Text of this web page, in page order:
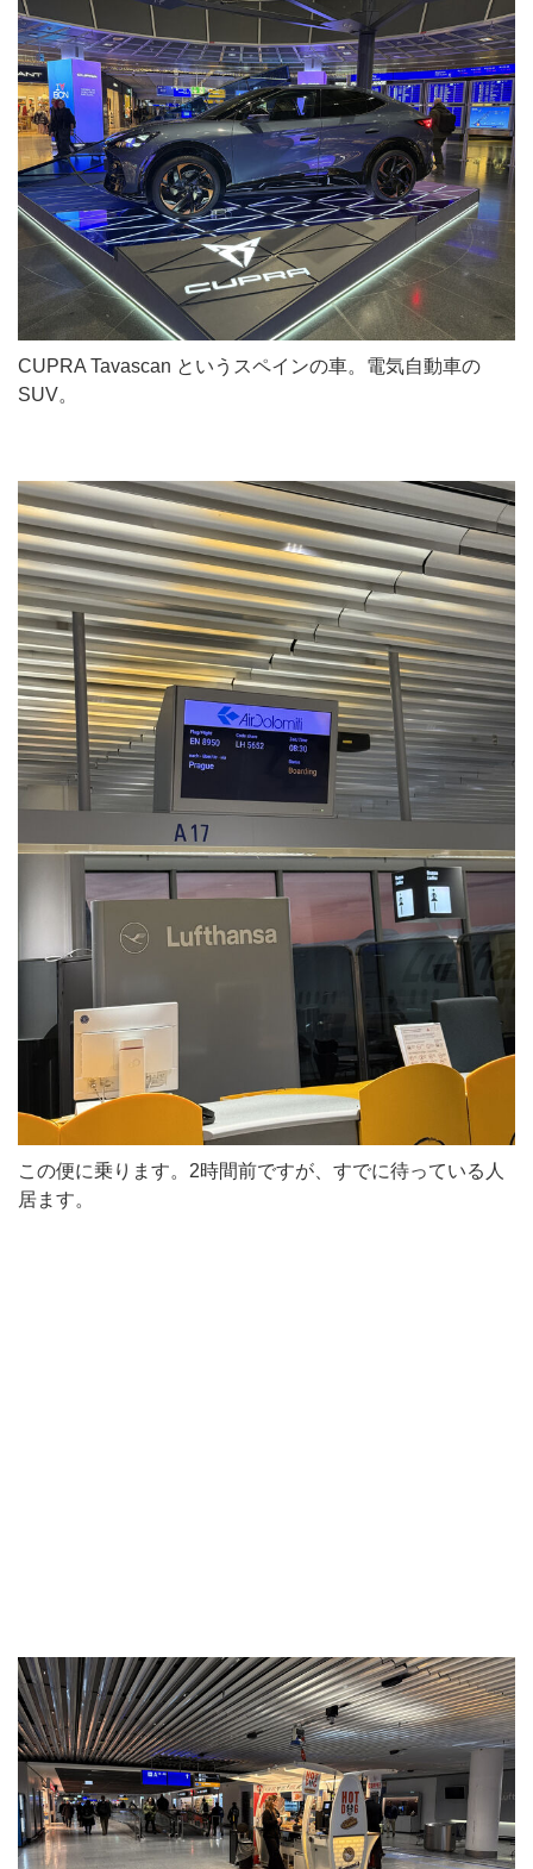
CUPRA Tavascan というスペインの車。電気自動車の
SUV。
この便に乗ります。2時間前ですが、すでに待っている人
居ます。